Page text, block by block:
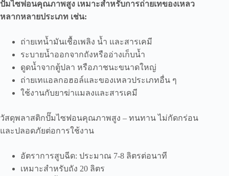
ปั๊มไซฟอนคุณภาพสูง เหมาะสำหรับการถ่ายเทของเหลว
หลากหลายประเภท เช่น:
ถ่ายเทน้ำมันเชื้อเพลิง น้ำ และสารเคมี
ระบายน้ำออกจากถังหรืออ่างเก็บน้ำ
ดูดน้ำจากตู้ปลา หรือภาชนะขนาดใหญ่
ถ่ายเทแอลกอฮอล์และของเหลวประเภทอื่น ๆ
ใช้งานกับยาฆ่าแมลงและสารเคมี
วัสดุพลาสติกปั๊มไซฟอนคุณภาพสูง – ทนทาน ไม่กัดกร่อน
และปลอดภัยต่อการใช้งาน
อัตราการสูบฉีด: ประมาณ 7-8 ลิตรต่อนาที
เหมาะสำหรับถัง 20 ลิตร